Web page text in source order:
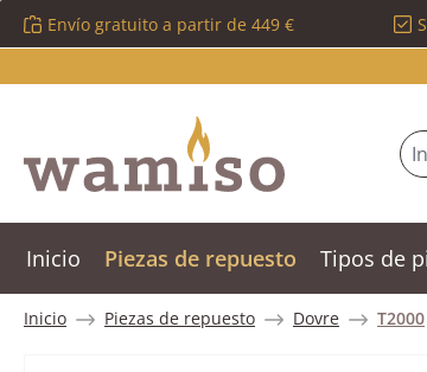
al contenido principal
Saltar a la búsqueda
Saltar a la navegación principal
Envío gratuito a partir de 449 €
Inicio Piezas de repuesto Tipos de
Inicio Piezas de repuesto Dovre T2000